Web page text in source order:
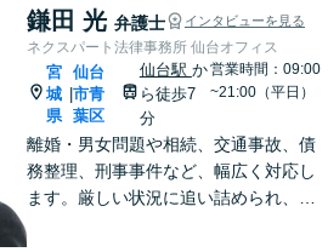
鎌田 光 弁護士 インタビューを見る
ネクスパート法律事務所 仙台オフィス
宮
城
県
|
仙台
市青
葉区
仙台駅 か
ら徒歩7
分
営業時間：09:00
~21:00（平日）
離婚・男女問題や相続、交通事故、債
務整理、刑事事件など、幅広く対応し
ます。厳しい状況に追い詰められ、ご